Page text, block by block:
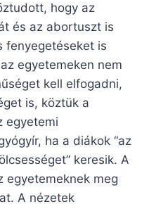
hogy az
és az abortuszt is
fenyegetéseket is
egyetemeken nem
kell elfogadni,
is, köztük a
egyetemi
ha a diákok “az
keresik. A
egyetemeknek meg
A nézetek